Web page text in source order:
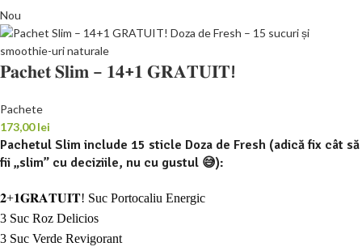
Nou
𝐏𝐚𝐜𝐡𝐞𝐭 𝐒𝐥𝐢𝐦 – 𝟏𝟒+𝟏 𝐆𝐑𝐀𝐓𝐔𝐈𝐓!
Pachete
173,00lei
Pachetul Slim include 15 sticle Doza de Fresh (adică fix cât să
fii „slim” cu deciziile, nu cu gustul 😅):
𝟐+𝟏𝐆𝐑𝐀𝐓𝐔𝐈𝐓! Suc Portocaliu Energic
3 Suc Roz Delicios
3 Suc Verde Revigorant